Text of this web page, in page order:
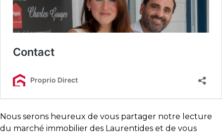
Nous serons heureux de vous partager notre lecture
du marché immobilier des Laurentides et de vous